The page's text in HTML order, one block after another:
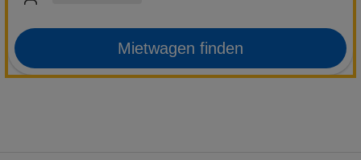
Mietwagen finden